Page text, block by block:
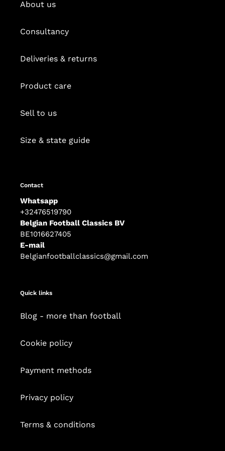
About us
Consultancy
Deliveries & returns
Product care
Sell to us
Size & state guide
Contact
Whatsapp
+32476519790
Belgian Football Classics BV
BE1016627405
E-mail
Belgianfootballclassics@gmail.com
Quick links
Blog - more than football
Cookie policy
Payment methods
Privacy policy
Terms & conditions